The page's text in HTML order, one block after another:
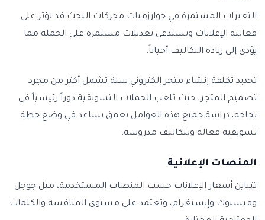
التغيرات المستمرة في خوارزميات محركات البحث قد تؤثر على
فعالية الإعلانات وتستدعي تعديلات مستمرة على الحملة مما
يؤدي إلى زيادة التكاليف أحياناً.
تحديد تكلفة إنشاء متجر إلكتروني سلة تشمل أكثر من مجرد
تصميم المتجر، حيث تلعب الحملات التسويقية دوراً رئيسياً في
نجاحه، دراسة جميع هذه العوامل بعمق يساعد في وضع خطة
تسويقية فعالة وبتكاليف مدروسة.
المنصات الإعلانية
تتباين أسعار الإعلانات حسب المنصات المستخدمة، مثل جوجل
وفيسبوك وإنستغرام، وتعتمد على مستوى المنافسة والكلمات